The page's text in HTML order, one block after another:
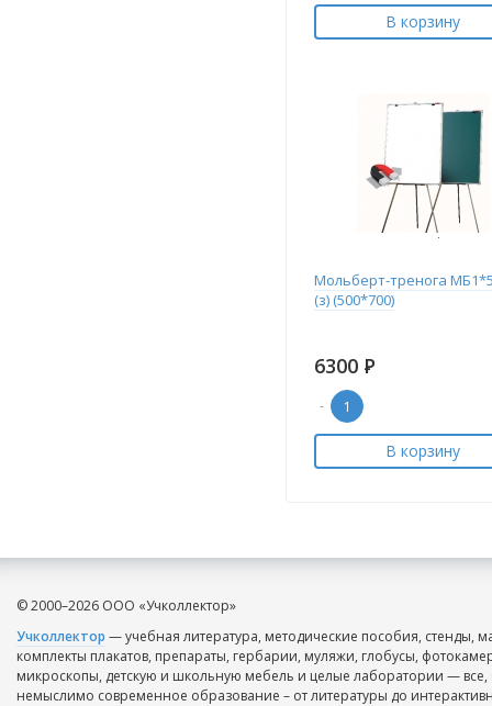
В корзину
Мольберт-тренога
(з) (500*700)
6300 Р
-
В корзину
© 2000–2026 ООО «Учколлектор»
Учколлектор — учебная литература, методические пособия, стенды,
комплекты плакатов, препараты, гербарии, муляжи, глобусы,
микроскопы, детскую и школьную мебель и целые лаборатории — все,
немыслимо современное образование – от литературы до